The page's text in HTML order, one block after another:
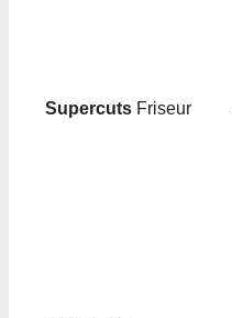
Supercuts Friseur